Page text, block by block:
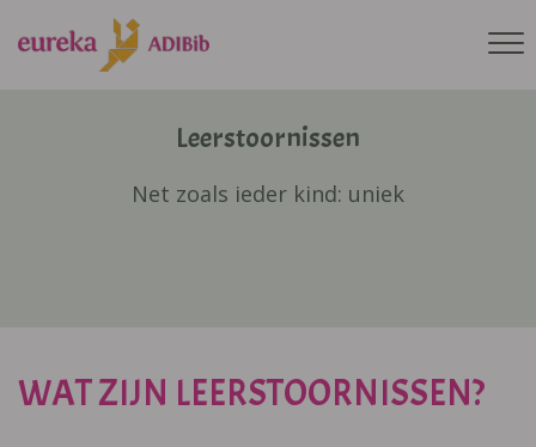
Leerstoornissen
Net zoals ieder kind: uniek
WAT ZIJN LEERSTOORNISSEN?